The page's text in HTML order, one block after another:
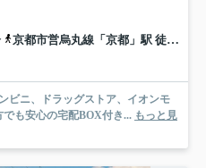
京都市営烏丸線「京都」駅 徒歩5分
ビニ、ドラッグストア、イオンモ
も安心の宅配BOX付き... もっと見